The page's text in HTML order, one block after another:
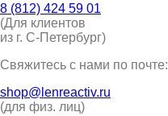
8 (812) 424 59 01
(Для клиентов
из г. С-Петербург)
Свяжитесь с нами по почте:
shop@lenreactiv.ru
(для физ. лиц)